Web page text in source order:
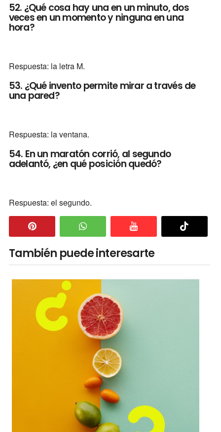
52. ¿Qué cosa hay una en un minuto, dos
veces en un momento y ninguna en una
hora?
Respuesta: la letra M.
53. ¿Qué invento permite mirar a través de
una pared?
Respuesta: la ventana.
54. En un maratón corrió, al segundo
adelantó, ¿en qué posición quedó?
Respuesta: el segundo.
También puede interesarte